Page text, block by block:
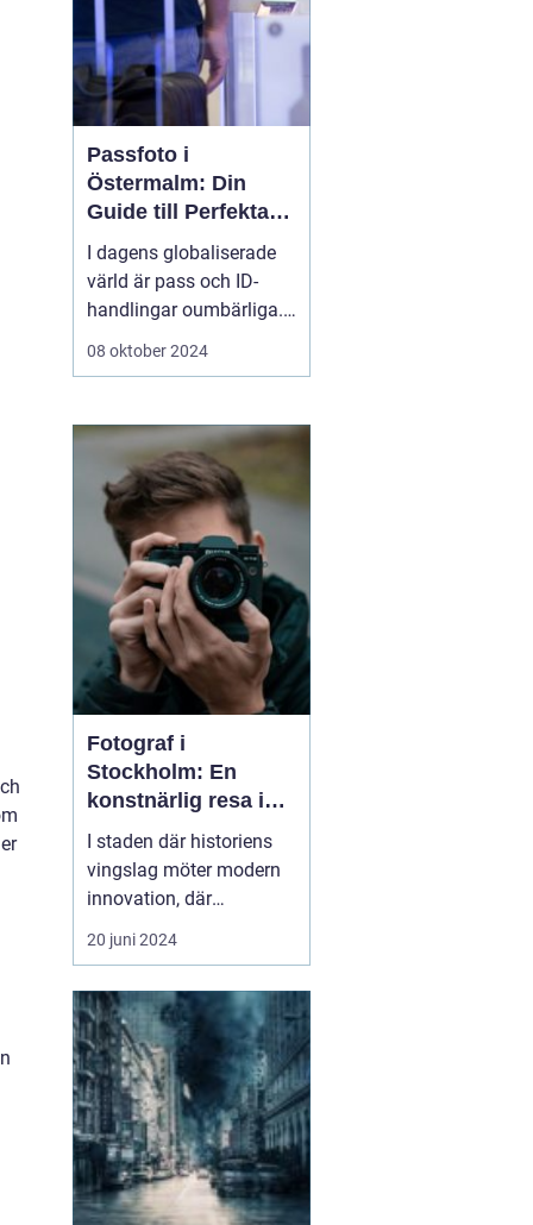
Passfoto i
Östermalm: Din
Guide till Perfekta
ID-bilder
I dagens globaliserade
värld är pass och ID-
handlingar oumbärliga.
Oavsett om det är för
ändamål, är ett korrekt
passfoto en
nödvändighet. För ...
08 oktober 2024
Fotograf i
Stockholm: En
konstnärlig resa i
huvudstaden
I staden där historiens
vingslag möter modern
innovation, där
drottningens slott
speglar sig i glittrande
skärgårdens skönhet
ringlar sig in i urbana
neondrömmar, där finner
vi en...
20 juni 2024